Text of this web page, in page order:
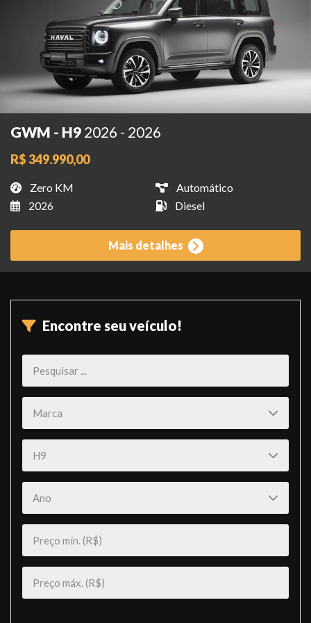
GWM - H9 2026 - 2026
R$ 349.990,00
Zero KM
Automático
2026
Diesel
Mais detalhes
Encontre seu veículo!